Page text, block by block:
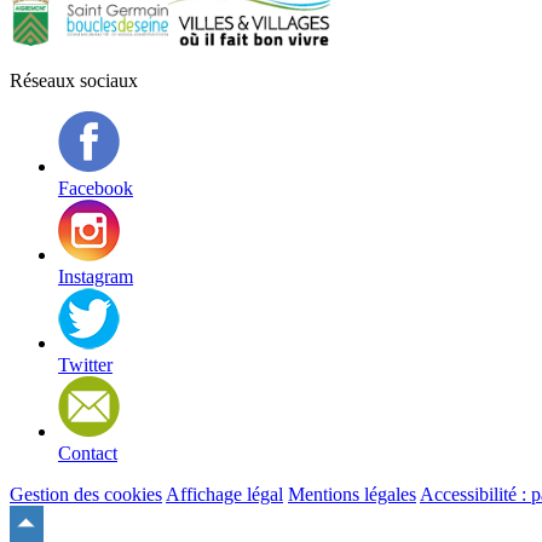
Réseaux sociaux
Facebook
Instagram
Twitter
Contact
Gestion des cookies Affichage légal Mentions légales Accessibilité :